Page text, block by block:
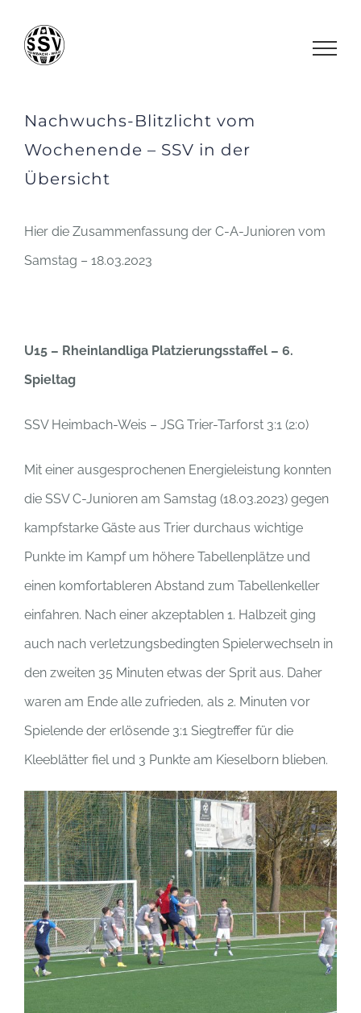
Inhalt
Nachwuchs-Blitzlicht vom
Wochenende – SSV in der
Übersicht
Hier die Zusammenfassung der C-A-Junioren vom
Samstag – 18.03.2023
U15 – Rheinlandliga Platzierungsstaffel – 6.
Spieltag
SSV Heimbach-Weis – JSG Trier-Tarforst 3:1 (2:0)
Mit einer ausgesprochenen Energieleistung konnten
die SSV C-Junioren am Samstag (18.03.2023) gegen
kampfstarke Gäste aus Trier durchaus wichtige
Punkte im Kampf um höhere Tabellenplätze und
einen komfortableren Abstand zum Tabellenkeller
einfahren. Nach einer akzeptablen 1. Halbzeit ging
auch nach verletzungsbedingten Spielerwechseln in
den zweiten 35 Minuten etwas der Sprit aus. Daher
waren am Ende alle zufrieden, als 2. Minuten vor
Spielende der erlösende 3:1 Siegtreffer für die
Kleeblätter fiel und 3 Punkte am Kieselborn blieben.